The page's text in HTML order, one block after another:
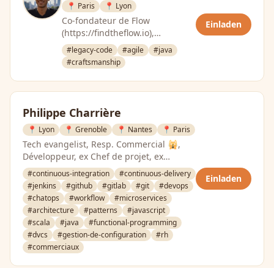
📍 Paris 📍 Lyon
Co-fondateur de Flow
(https://findtheflow.io),
Développeur
#legacy-code #agile
#java
#craftsmanship
Einladen
Philippe Charrière
📍 Lyon 📍 Grenoble 📍 Nantes 📍 Paris
Tech evangelist, Resp. Commercial 🙀,
Développeur, ex Chef de projet, ex
Manager, … - CLEVER-CLOUD
#continuous-integration
#continuous-delivery
#jenkins
#github #gitlab #git
#devops
#chatops
#workflow
#microservices
#architecture
#patterns
#javascript
#scala
#java
#functional-programming
#dvcs
#gestion-de-configuration
#rh
#commerciaux
Einladen